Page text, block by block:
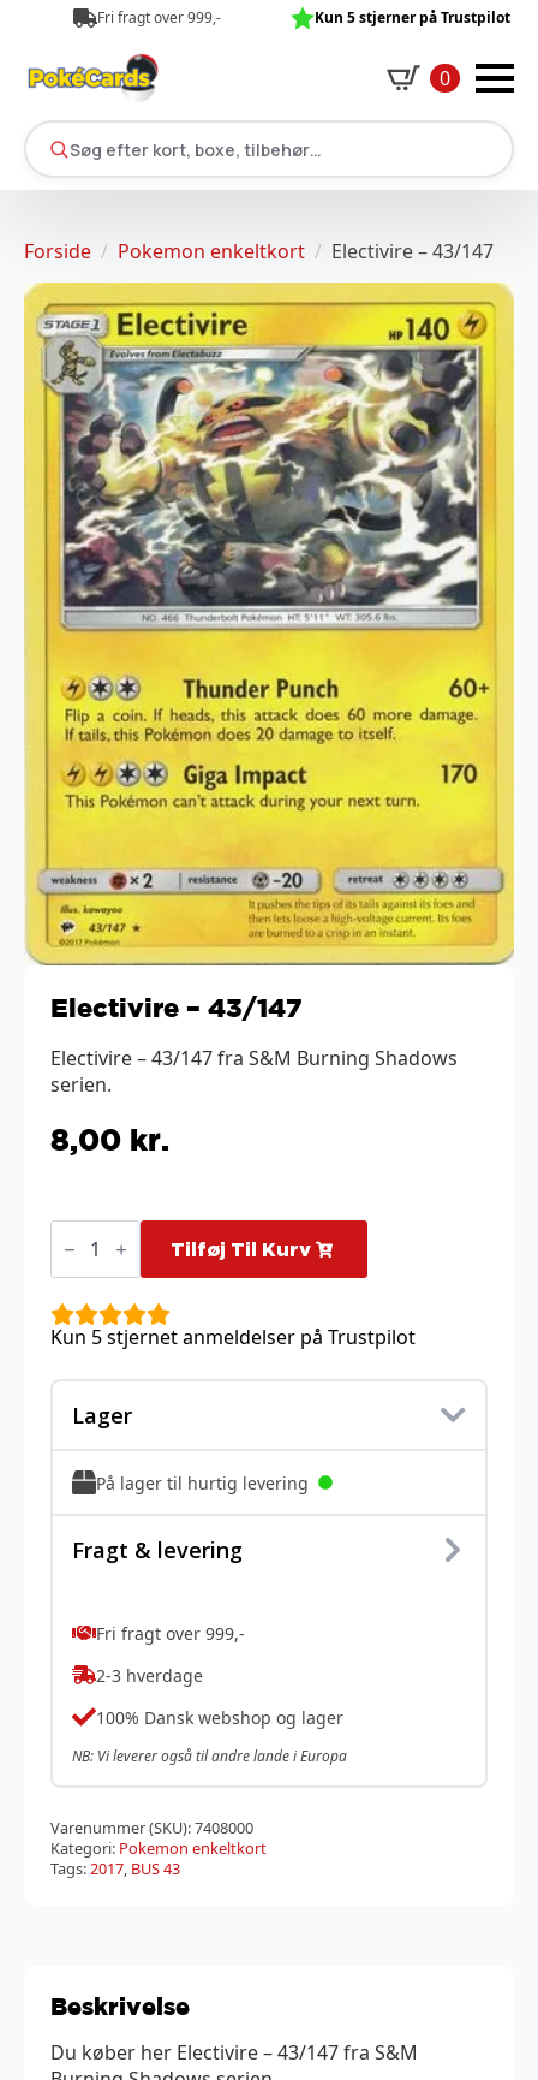
Fri fragt over 999,- Kun 5 stjerner på Trustpilot
0
Søg efter kort, boxe, tilbehør…
Forside Pokemon enkeltkort Electivire – 43/147
Electivire – 43/147
Electivire – 43/147 fra S&M Burning Shadows
serien.
8,00 kr.
Electivire
antal
Tilføj Til Kurv
Kun 5 stjernet anmeldelser på Trustpilot
Lager
På lager til hurtig levering
Fragt & levering
Fri fragt over 999,-
2-3 hverdage
100% Dansk webshop og lager
NB: Vi leverer også til andre lande i Europa
Varenummer (SKU):7408000
Kategori: Pokemon enkeltkort
Tags:2017, BUS 43
Beskrivelse
Du køber her Electivire – 43/147 fra S&M